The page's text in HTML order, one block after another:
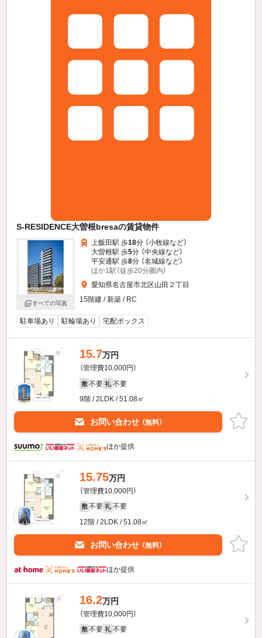
S-RESIDENCE大曽根bresaの賃貸物件
すべての写真
上飯田駅 歩18分 （小牧線など）
大曽根駅 歩5分 （中央線など）
平安通駅 歩8分 （名城線など）
ほか1駅（徒歩20分圏内）
愛知県名古屋市北区山田２丁目
15階建 / 新築 / RC
駐車場あり 駐輪場あり 宅配ボックス
15.7万円
（管理費10,000円）
敷 不要 礼 不要
9階 / 2LDK / 51.08㎡
お問い合わせ （無料）
ほか提供
15.75万円
（管理費10,000円）
敷 不要 礼 不要
12階 / 2LDK / 51.08㎡
お問い合わせ （無料）
ほか提供
16.2万円
（管理費10,000円）
敷 不要 礼 不要